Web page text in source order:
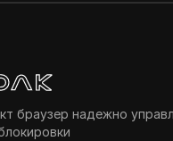
браузер надежно